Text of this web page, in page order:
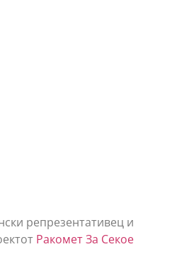
репрезентативец и
Ракомет За Секое